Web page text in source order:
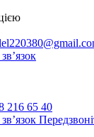
216 65 40